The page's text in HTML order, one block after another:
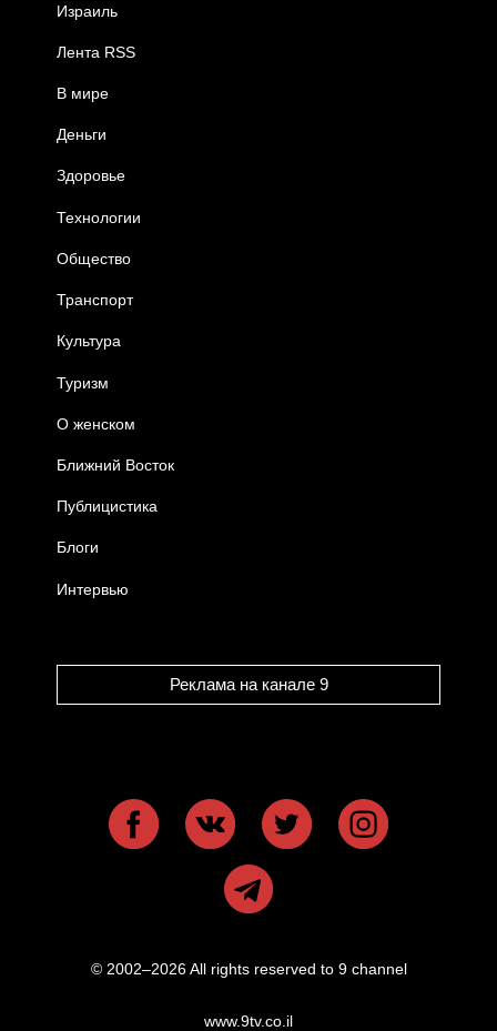
Израиль
Лента RSS
В мире
Деньги
Здоровье
Технологии
Общество
Транспорт
Культура
Туризм
О женском
Ближний Восток
Публицистика
Блоги
Интервью
Реклама на канале 9
© 2002–2026 All rights reserved to 9 channel
www.9tv.co.il